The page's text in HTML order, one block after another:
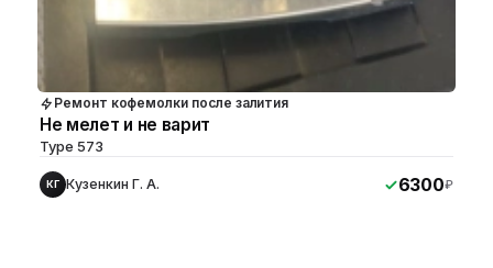
Ремонт кофемолки после залития
Не мелет и не варит
Type 573
КГ Кузенкин Г. А. 6300₽